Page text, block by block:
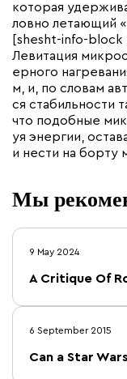
которая
ловно летающий
[shesht-info-block
Левитация
ерного
м, и, по словам
ся стабильности
что подобные
уя энергии,
и нести на борту
Мы
9 May 2024
A Critique Of
6 September 2015
Can a Star